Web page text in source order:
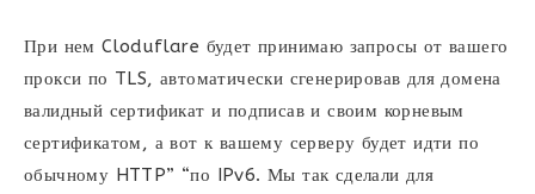
При нем Cloduflare будет принимаю запросы от вашего
прокси по TLS, автоматически сгенерировав для домена
валидный сертификат и подписав и своим корневым
сертификатом, а вот к вашему серверу будет идти по
обычному HTTP” “по IPv6. Мы так сделали для